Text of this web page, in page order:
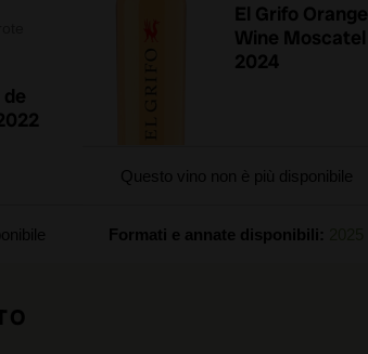
El Grifo Orange
Wine Moscatel
2024
Questo vino non è più disponibile
Formati e annate disponibili: